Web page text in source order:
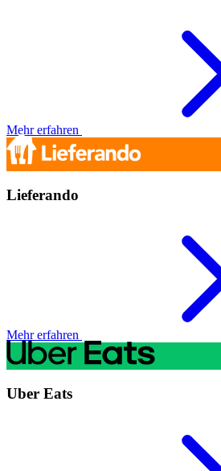
Mehr erfahren
Lieferando
Mehr erfahren
Uber Eats